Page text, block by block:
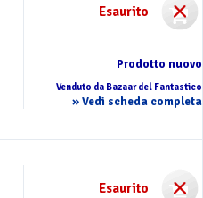
Esaurito
Prodotto nuovo
Venduto da Bazaar del Fantastico
» Vedi scheda completa
Esaurito